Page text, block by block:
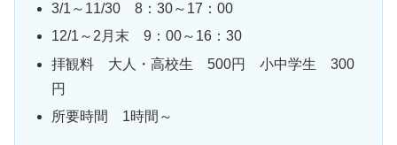
3/1～11/30 8：30～17：00
12/1～2月末 9：00～16：30
拝観料 大人・高校生 500円 小中学生 300
円
所要時間 1時間～